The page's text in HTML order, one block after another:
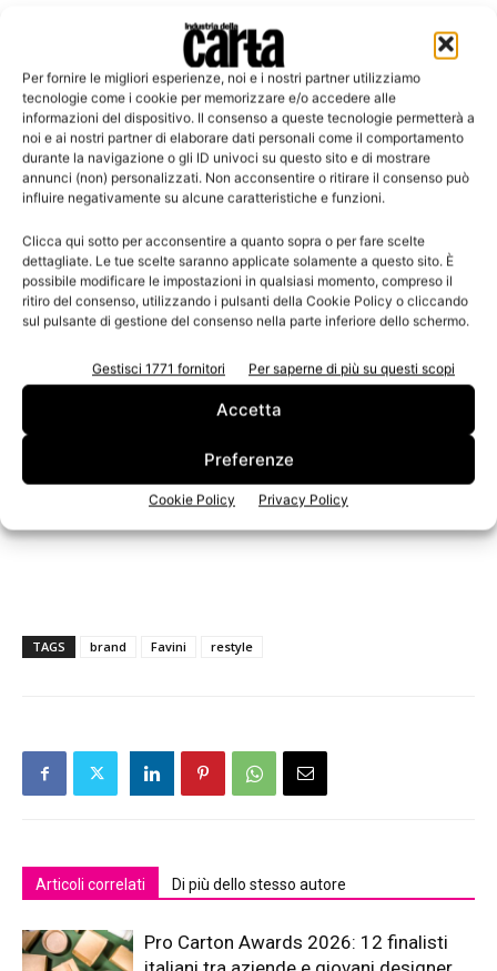
Per fornire le migliori esperienze, noi e i nostri partner utilizziamo
tecnologie come i cookie per memorizzare e/o accedere alle
informazioni del dispositivo. Il consenso a queste tecnologie permetterà a
noi e ai nostri partner di elaborare dati personali come il comportamento
durante la navigazione o gli ID univoci su questo sito e di mostrare
annunci (non) personalizzati. Non acconsentire o ritirare il consenso può
influire negativamente su alcune caratteristiche e funzioni.
Clicca qui sotto per acconsentire a quanto sopra o per fare scelte
dettagliate. Le tue scelte saranno applicate solamente a questo sito. È
possibile modificare le impostazioni in qualsiasi momento, compreso il
ritiro del consenso, utilizzando i pulsanti della Cookie Policy o cliccando
sul pulsante di gestione del consenso nella parte inferiore dello schermo.
Gestisci 1771 fornitori Per saperne di più su questi scopi
Accetta
Preferenze
Cookie Policy Privacy Policy
presente, permette a Favini di mantenere una
comunicazione veloce e quotidiana con tutti i suoi
interlocutori, che possono ricevere utili consigli e un
valido supporto per la realizzazione di ogni tipo di
progetto.
TAGS brand Favini restyle
Articoli correlati Di più dello stesso autore
Pro Carton Awards 2026: 12 finalisti